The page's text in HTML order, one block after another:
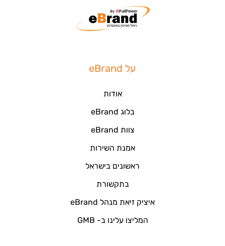
על eBrand
אודות
בלוג eBrand
צוות eBrand
אמנת השירות
ראשונים בישראל
בתקשורת
איציק זיאת מנהל eBrand
המליצו עלינו ב- GMB